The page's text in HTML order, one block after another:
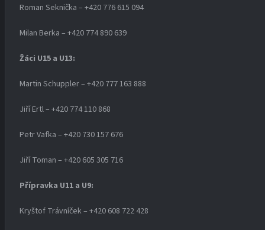
Roman Seknička – +420 776 615 094
Milan Berka – +420 774 890 639
Žáci U15 a U13:
Martin Schuppler – +420 777 163 888
Jiří Ertl – +420 774 110 868
Petr Vafka – +420 730 157 676
Jiří Toman – +420 605 305 716
Přípravka U11 a U9:
Kryštof Trávníček – +420 608 722 428